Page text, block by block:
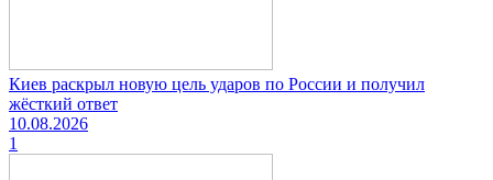
Киев раскрыл новую цель ударов по России и получил
жёсткий ответ
10.08.2026
1